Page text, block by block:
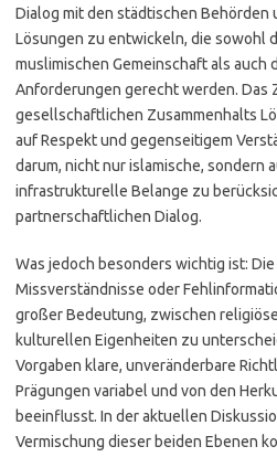
Dialog mit den städtischen Behörden
Lösungen zu entwickeln, die sowohl
muslimischen Gemeinschaft als auch
Anforderungen gerecht werden. Das
gesellschaftlichen Zusammenhalts
auf Respekt und gegenseitigem
darum, nicht nur islamische, sondern
infrastrukturelle Belange zu
partnerschaftlichen Dialog.
Was jedoch besonders wichtig ist:
Missverständnisse oder
großer Bedeutung, zwischen
kulturellen Eigenheiten zu
Vorgaben klare, unveränderbare
Prägungen variabel und von den
beeinflusst. In der aktuellen
Vermischung dieser beiden Ebenen